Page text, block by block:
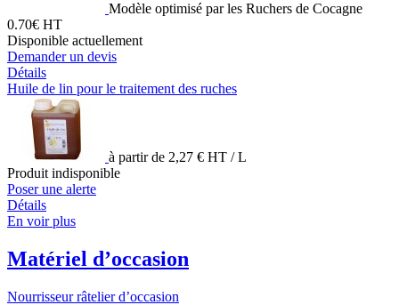
Modèle optimisé par les Ruchers de Cocagne
0.70€ HT
Disponible actuellement
Demander un devis
Détails
Huile de lin pour le traitement des ruches
à partir de 2,27 € HT / L
Produit indisponible
Poser une alerte
Détails
En voir plus
Matériel d’occasion
Nourrisseur râtelier d’occasion